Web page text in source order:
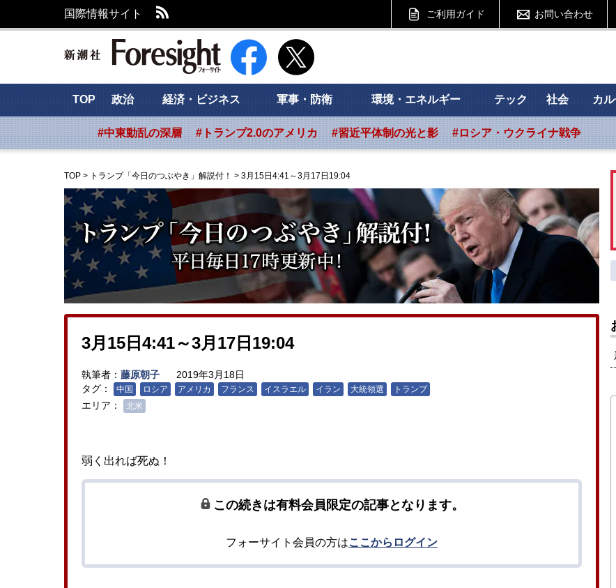
国際情報サイト ご利用ガイド お問い合わせ
新潮社 Foresight フォーサイト
TOP 政治 経済・ビジネス 軍事・防衛 環境・エネルギー テック 社会 カ
#中東動乱の深層 #トランプ2.0のアメリカ #習近平体制の光と影 #ロシア・ウクライナ戦争
TOP > トランプ「今日のつぶやき」解説付！ > 3月15日4:41～3月17日19:04
3月15日4:41～3月17日19:04
執筆者： 藤原朝子
2019年3月18日
タグ：
中国 ロシア アメリカ フランス イスラエル イラン 大統領選 トランプ
エリア： 北米
弱く出れば死ぬ！
この続きは有料会員限定の記事となります。
フォーサイト会員の方はここからログイン